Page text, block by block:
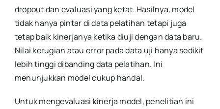
dropout dan evaluasi yang ketat. Hasilnya, model
tidak hanya pintar di data pelatihan tetapi juga
tetap baik kinerjanya ketika diuji dengan data baru.
Nilai kerugian atau error pada data uji hanya sedikit
lebih tinggi dibanding data pelatihan. Ini
menunjukkan model cukup handal.
Untuk mengevaluasi kinerja model, penelitian ini